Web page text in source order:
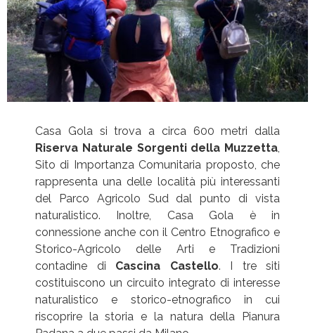
Casa Gola si trova a circa 600 metri dalla
Riserva Naturale Sorgenti della Muzzetta,
Sito di Importanza Comunitaria proposto, che
rappresenta una delle località più interessanti
del Parco Agricolo Sud dal punto di vista
naturalistico. Inoltre, Casa Gola è in
connessione anche con il Centro Etnografico e
Storico-Agricolo delle Arti e Tradizioni
contadine di Cascina Castello. I tre siti
costituiscono un circuito integrato di interesse
naturalistico e storico-etnografico in cui
riscoprire la storia e la natura della Pianura